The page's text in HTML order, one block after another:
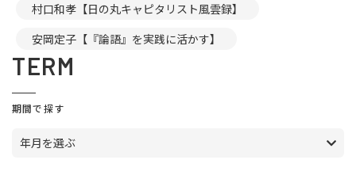
村口和孝【日の丸キャピタリスト風雲録】
安岡定子【『論語』を実践に活かす】
TERM
期間で探す
年月を選ぶ